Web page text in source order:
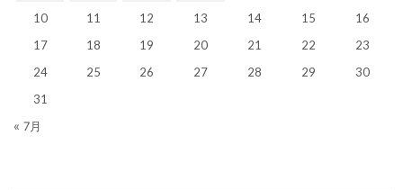
10 11 12 13 14 15
16
17
18 19 20 21 22
23
24
25 26 27 28 29
30
31
« 7月